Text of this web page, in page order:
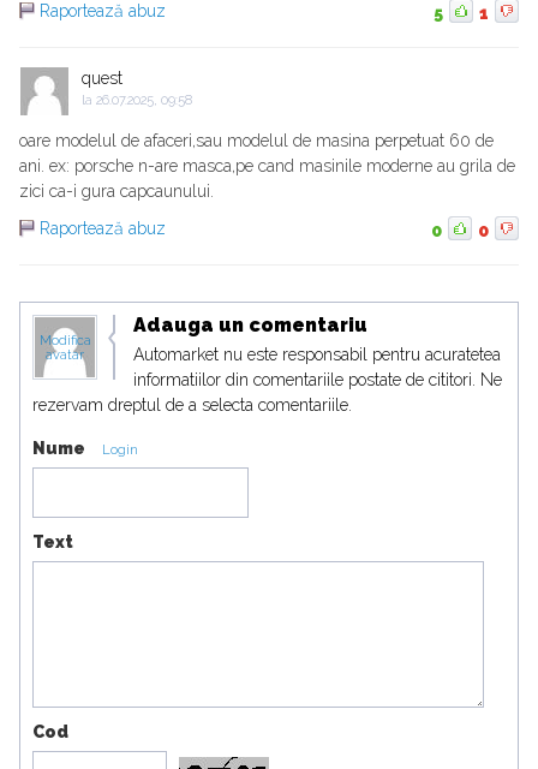
Raportează abuz
5 1
quest
la 26.07.2025, 09:58
oare modelul de afaceri,sau modelul de masina perpetuat 60 de
ani. ex: porsche n-are masca,pe cand masinile moderne au grila de
zici ca-i gura capcaunului.
Raportează abuz
0 0
Modifica
avatar
Adauga un comentariu
Automarket nu este responsabil pentru acuratetea
informatiilor din comentariile postate de cititori. Ne
rezervam dreptul de a selecta comentariile.
Nume Login
Text
Cod